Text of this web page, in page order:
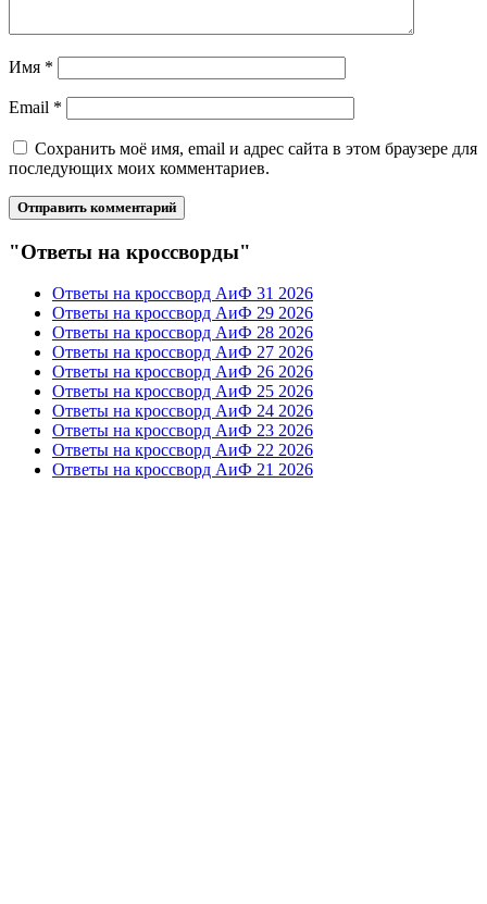
Имя *
Email *
Сохранить моё имя, email и адрес сайта в этом браузере для
последующих моих комментариев.
"Ответы на кроссворды"
Ответы на кроссворд АиФ 31 2026
Ответы на кроссворд АиФ 29 2026
Ответы на кроссворд АиФ 28 2026
Ответы на кроссворд АиФ 27 2026
Ответы на кроссворд АиФ 26 2026
Ответы на кроссворд АиФ 25 2026
Ответы на кроссворд АиФ 24 2026
Ответы на кроссворд АиФ 23 2026
Ответы на кроссворд АиФ 22 2026
Ответы на кроссворд АиФ 21 2026